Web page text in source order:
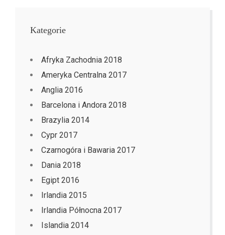
Kategorie
Afryka Zachodnia 2018
Ameryka Centralna 2017
Anglia 2016
Barcelona i Andora 2018
Brazylia 2014
Cypr 2017
Czarnogóra i Bawaria 2017
Dania 2018
Egipt 2016
Irlandia 2015
Irlandia Północna 2017
Islandia 2014